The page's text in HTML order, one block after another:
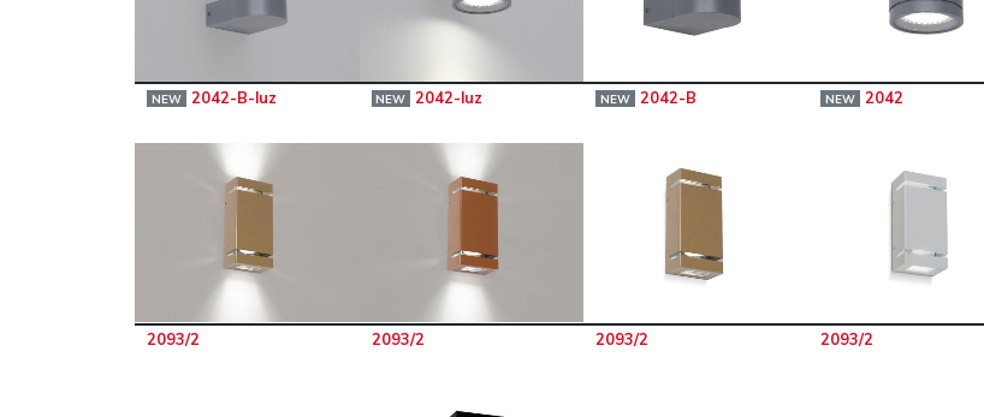
NEW 2042-B-luz NEW 2042-luz NEW 2042-B NEW 2042
2093/2 2093/2 2093/2 2093/2